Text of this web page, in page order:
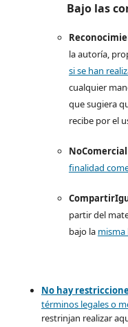
Bajo las
la autoría,
si se han
cualquier
que sugiera
recibe por el
NoComercial
finalidad
partir del
bajo la misma
No hay
términos legales o
restrinjan realizar